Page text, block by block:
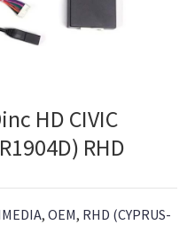
HD CIVIC
RHD
, OEM, RHD (CYPRUS-